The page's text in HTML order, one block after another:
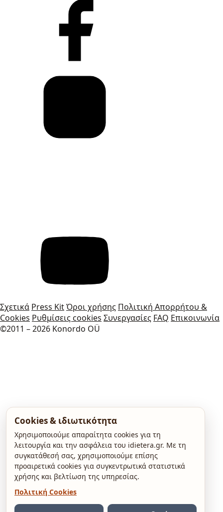
Σχετικά Press KitΌροι χρήσης Πολιτική Απορρήτου &
Cookies Ρυθμίσεις cookies Συνεργασίες FAQ Επικοινωνία
©2011 – 2026 Konordo OÜ
Cookies & ιδιωτικότητα
Χρησιμοποιούμε απαραίτητα cookies για τη
λειτουργία και την ασφάλεια του idietera.gr. Με τη
συγκατάθεσή σας, χρησιμοποιούμε επίσης
προαιρετικά cookies για συγκεντρωτικά στατιστικά
χρήσης και βελτίωση της υπηρεσίας.
Πολιτική Cookies